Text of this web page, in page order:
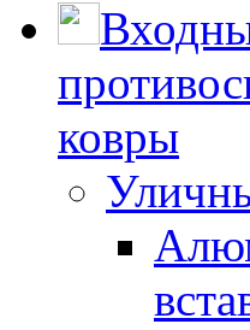
ковры